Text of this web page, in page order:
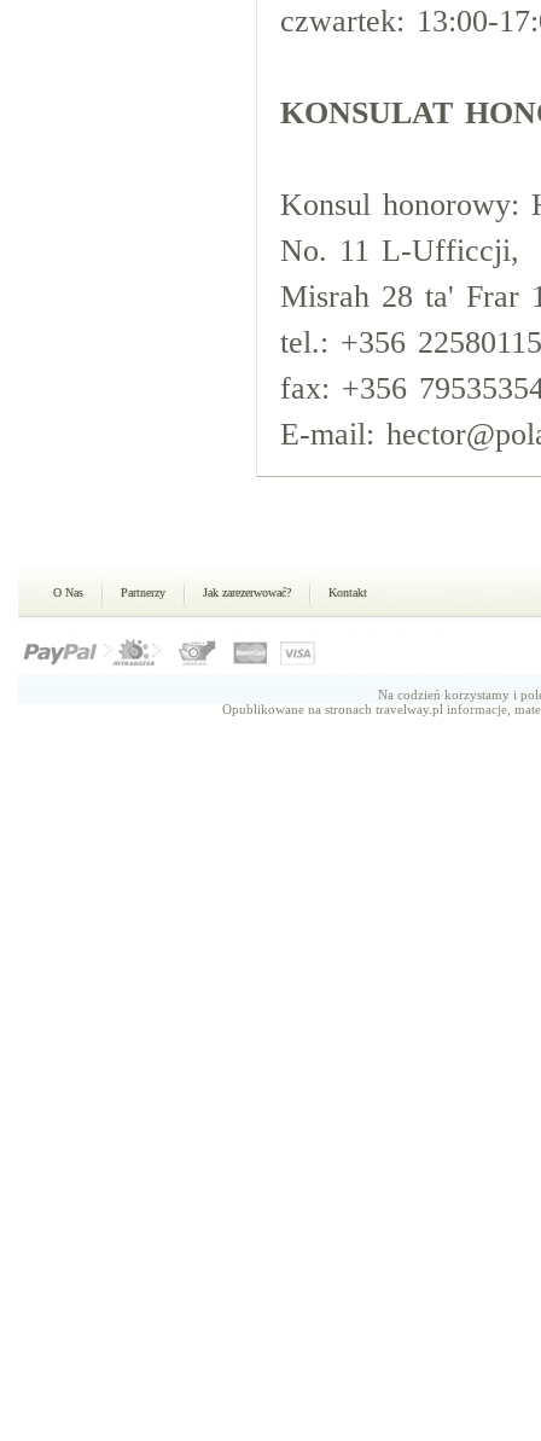
czwartek: 13:00-
KONSULAT
Konsul honorowy:
No. 11 L-Ufficcji,
Misrah 28 ta' Frar
tel.: +356 22580115
fax: +356
E-mail:
O Nas Partnerzy Jak zarezerwować? Kontakt
Na codzień korzystamy i
Opublikowane na stronach travelway.pl informacje,